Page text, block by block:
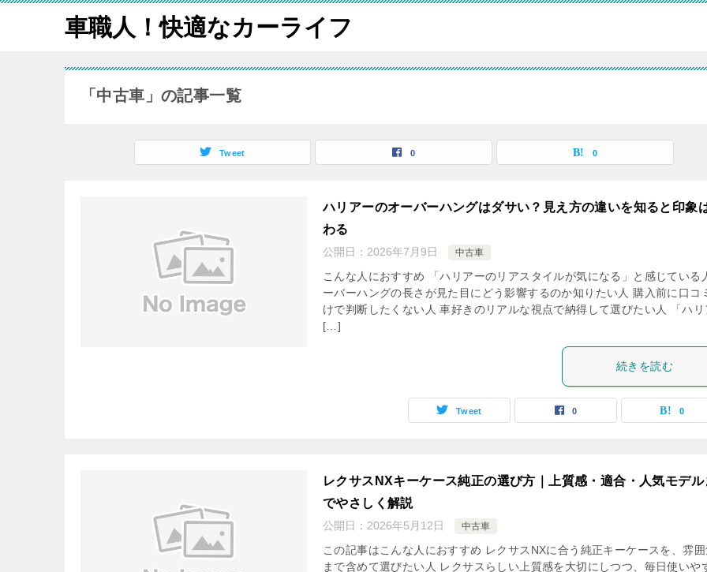
車職人！快適なカーライフ
「中古車」の記事一覧
Tweet 0 0
ハリアーのオーバーハングはダサい？見え方の違いを知ると印象
わる
公開日： 2026年7月9日 中古車
こんな人におすすめ 「ハリアーのリアスタイルが気になる」と感じている
ーバーハングの長さが見た目にどう影響するのか知りたい人 購入前に口コ
けで判断したくない人 車好きのリアルな視点で納得して選びたい人 「ハリ
[…]
続きを読む
Tweet 0 0
レクサスNXキーケース純正の選び方｜上質感・適合・人気モデル
でやさしく解説
公開日： 2026年5月12日 中古車
この記事はこんな人におすすめ レクサスNXに合う純正キーケースを、雰
まで含めて選びたい人 レクサスらしい上質感を大切にしつつ、毎日使いや